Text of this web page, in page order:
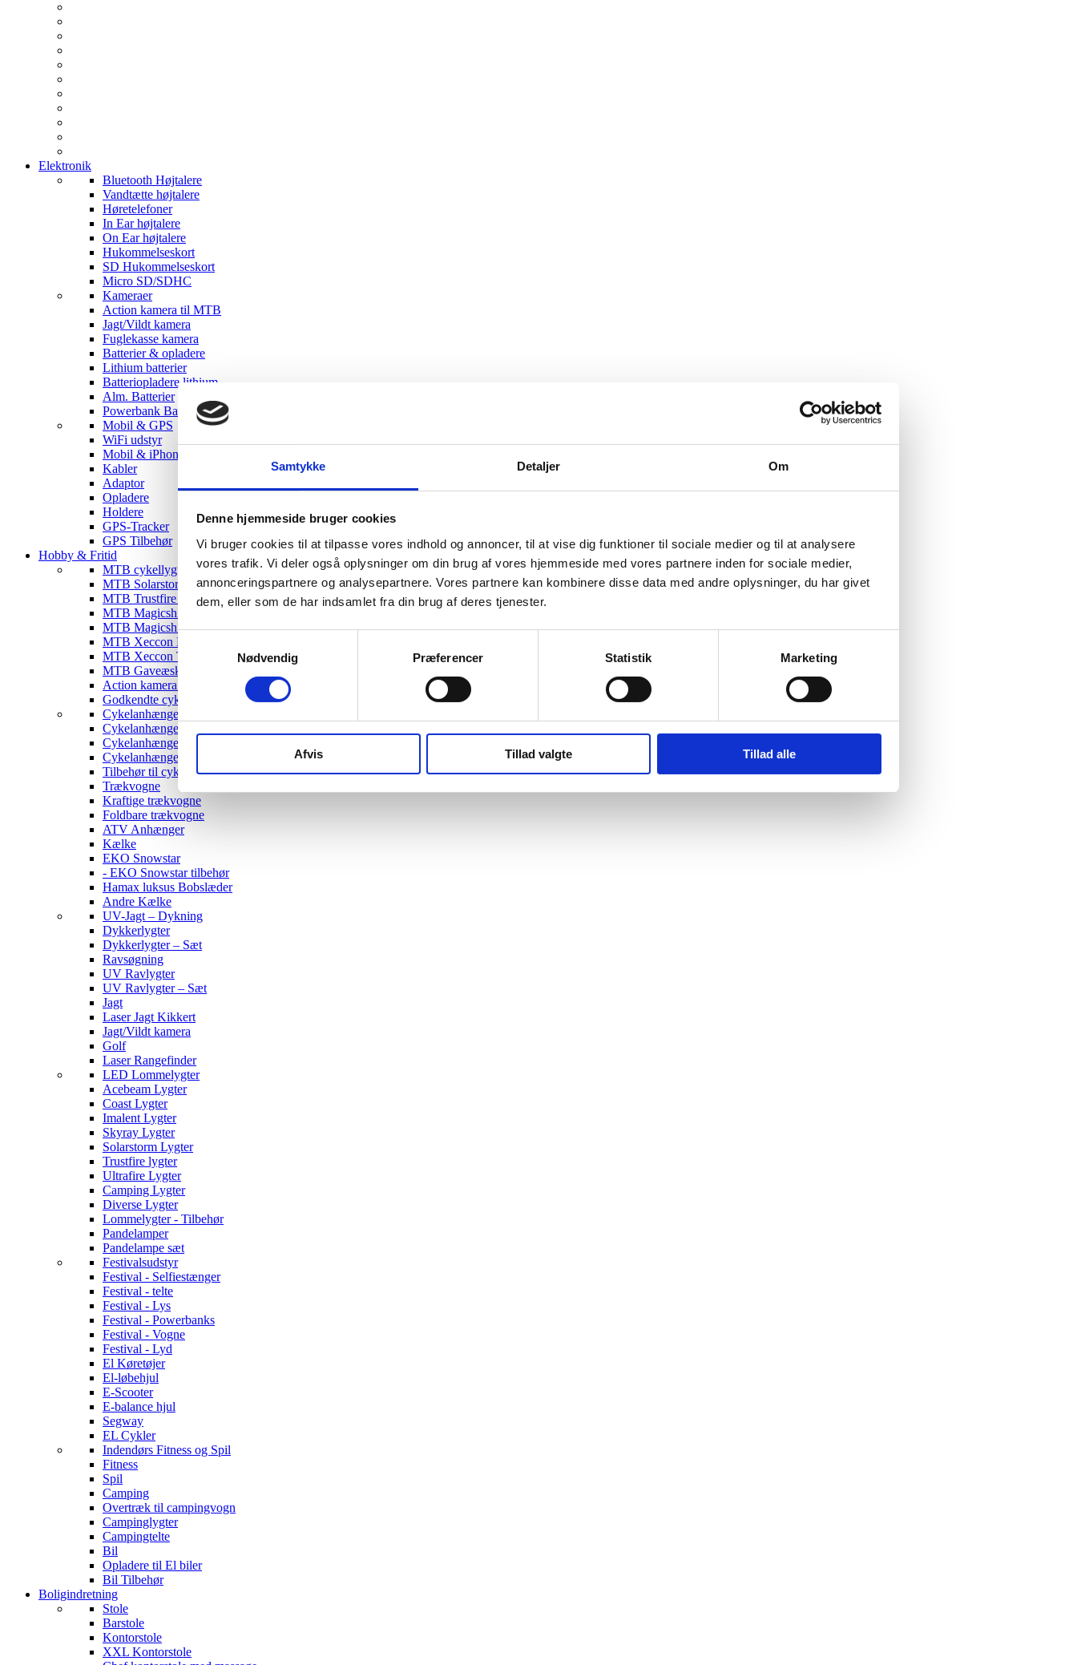
Samtykke Detaljer Om
Denne hjemmeside bruger cookies
Vi bruger cookies til at tilpasse vores indhold og annoncer, til at vise dig funktioner til sociale medier og til at analysere
vores trafik. Vi deler også oplysninger om din brug af vores hjemmeside med vores partnere inden for sociale medier,
annonceringspartnere og analysepartnere. Vores partnere kan kombinere disse data med andre oplysninger, du har givet
dem, eller som de har indsamlet fra din brug af deres tjenester.
Samtykkevalg
Nødvendig
Præferencer Statistik Marketing
Afvis Tillad valgte Tillad alle
Elektronik
Bluetooth Højtalere
Vandtætte højtalere
Høretelefoner
In Ear højtalere
On Ear højtalere
Hukommelseskort
SD Hukommelseskort
Micro SD/SDHC
Kameraer
Action kamera til MTB
Jagt/Vildt kamera
Fuglekasse kamera
Batterier & opladere
Lithium batterier
Batteriopladere lithium
Alm. Batterier
Powerbank Batterier
Mobil & GPS
WiFi udstyr
Mobil & iPhone tilbehør
Kabler
Adaptor
Opladere
Holdere
GPS-Tracker
GPS Tilbehør
Hobby & Fritid
MTB cykellygter
MTB Solarstorm Lygter & tilbehør
MTB Trustfire Lygter
MTB Magicshine Lygter
MTB Magicshine Tilbehør
MTB Xeccon Lygter
MTB Xeccon Tilbehør
MTB Gaveæske
Action kamera til MTB
Godkendte cykellygter & tilbehør
Cykelanhængere
Cykelanhænger til Børn
Cykelanhænger til hunde
Cykelanhænger Cargo
Tilbehør til cykelanhængere
Trækvogne
Kraftige trækvogne
Foldbare trækvogne
ATV Anhænger
Kælke
EKO Snowstar
- EKO Snowstar tilbehør
Hamax luksus Bobslæder
Andre Kælke
UV-Jagt – Dykning
Dykkerlygter
Dykkerlygter – Sæt
Ravsøgning
UV Ravlygter
UV Ravlygter – Sæt
Jagt
Laser Jagt Kikkert
Jagt/Vildt kamera
Golf
Laser Rangefinder
LED Lommelygter
Acebeam Lygter
Coast Lygter
Imalent Lygter
Skyray Lygter
Solarstorm Lygter
Trustfire lygter
Ultrafire Lygter
Camping Lygter
Diverse Lygter
Lommelygter - Tilbehør
Pandelamper
Pandelampe sæt
Festivalsudstyr
Festival - Selfiestænger
Festival - telte
Festival - Lys
Festival - Powerbanks
Festival - Vogne
Festival - Lyd
El Køretøjer
El-løbehjul
E-Scooter
E-balance hjul
Segway
EL Cykler
Indendørs Fitness og Spil
Fitness
Spil
Camping
Overtræk til campingvogn
Campinglygter
Campingtelte
Bil
Opladere til El biler
Bil Tilbehør
Boligindretning
Stole
Barstole
Kontorstole
XXL Kontorstole